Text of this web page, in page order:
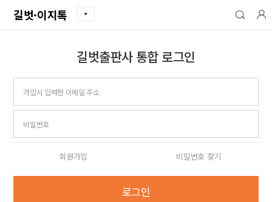
길벗·이지톡
길벗출판사 통합 로그인
아이디
비밀번호
회원가입 비밀번호 찾기
로그인